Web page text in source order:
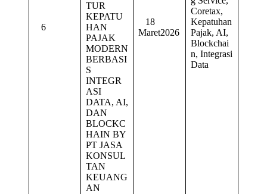
6
TUR
KEPATU
HAN
PAJAK
MODERN
BERBASI
S
INTEGR
ASI
DATA, AI,
DAN
BLOCKC
HAIN BY
PT JASA
KONSUL
TAN
KEUANG
AN
18
Maret2026
Coretax,
Kepatuhan
Pajak, AI,
Blockchai
n, Integrasi
Data